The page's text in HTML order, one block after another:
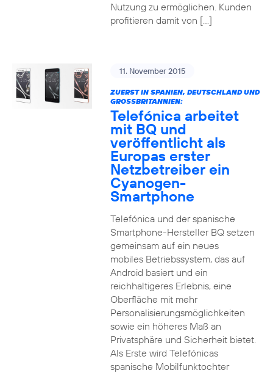
Nutzung zu ermöglichen. Kunden
profitieren damit von […]
11. November 2015
ZUERST IN SPANIEN, DEUTSCHLAND UND
GROSSBRITANNIEN:
Telefónica arbeitet
mit BQ und
veröffentlicht als
Europas erster
Netzbetreiber ein
Cyanogen-
Smartphone
Telefónica und der spanische
Smartphone-Hersteller BQ setzen
gemeinsam auf ein neues
mobiles Betriebssystem, das auf
Android basiert und ein
reichhaltigeres Erlebnis, eine
Oberfläche mit mehr
Personalisierungsmöglichkeiten
sowie ein höheres Maß an
Privatsphäre und Sicherheit bietet.
Als Erste wird Telefónicas
spanische Mobilfunktochter